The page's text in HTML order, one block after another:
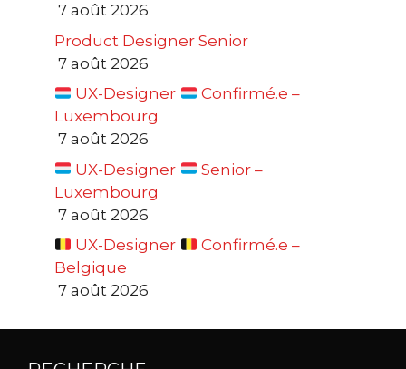
7 août 2026
Product Designer Senior
7 août 2026
UX-Designer
Confirmé.e –
Luxembourg
7 août 2026
UX-Designer
Senior –
Luxembourg
7 août 2026
UX-Designer
Confirmé.e –
Belgique
7 août 2026